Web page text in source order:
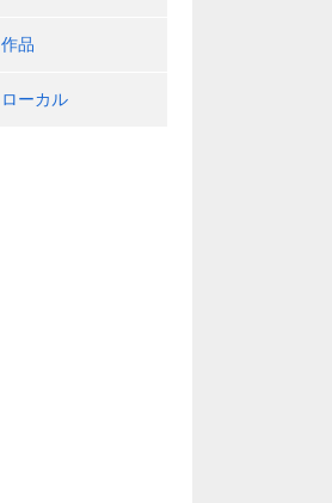
作品
ローカル